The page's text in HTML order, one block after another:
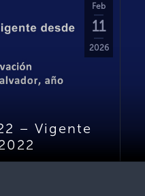
Feb
11
2026
– Vigente